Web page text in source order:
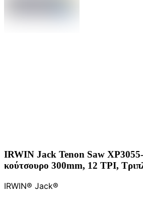
IRWIN Jack Tenon Saw
κούτσουρο 300mm, 12 TPI,
IRWIN® Jack®